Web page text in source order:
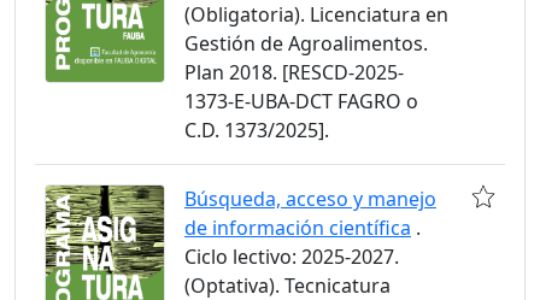
(Obligatoria). Licenciatura en
Gestión de Agroalimentos.
Plan 2018. [RESCD-2025-
1373-E-UBA-DCT FAGRO o
C.D. 1373/2025].
Búsqueda, acceso y manejo
de información científica .
Ciclo lectivo: 2025-2027.
(Optativa). Tecnicatura